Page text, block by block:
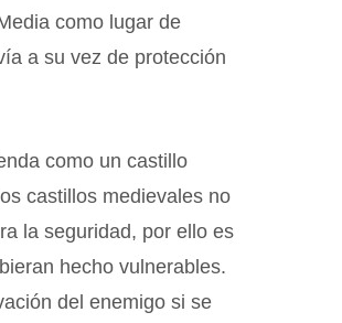
como lugar de
a su vez de protección
como un castillo
castillos medievales no
la seguridad, por ello es
hecho vulnerables.
del enemigo si se